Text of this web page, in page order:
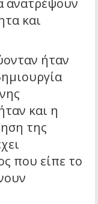
ανατρέψουν
και
ήταν
και η
της
που είπε το